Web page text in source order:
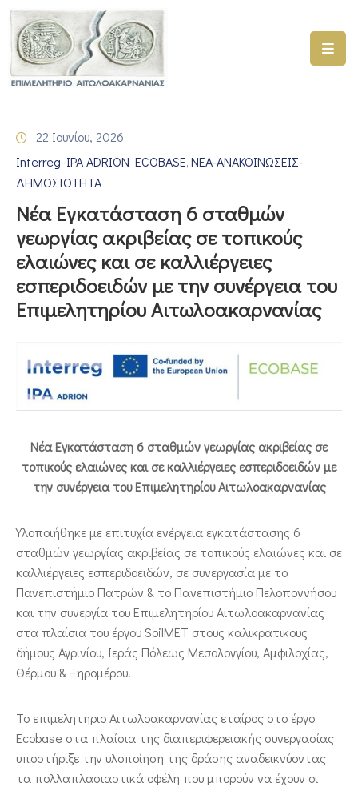
ΑΡΧΙΚΗ
ΓΕΜΗ
–
ΥΜΣ
ΠΡΟΓΡΑΜΜΑΤΑ
ΕΠΙΜΕΛΗΤΗΡΙΟΥ
ΣΥΜΜΕΤΟΧΗ
ΣΕ
ΕΤΑΙΡΕΙΕΣ
22 Ιουνίου, 2026
Interreg IPA ADRION ECOBASE‚ ΝΕΑ-ΑΝΑΚΟΙΝΩΣΕΙΣ-
ΔΗΜΟΣΙΟΤΗΤΑ
Νέα Εγκατάσταση 6 σταθμών
γεωργίας ακριβείας σε τοπικούς
ελαιώνες και σε καλλιέργειες
εσπεριδοειδών με την συνέργεια του
Επιμελητηρίου Αιτωλοακαρνανίας
Νέα Εγκατάσταση 6 σταθμών γεωργίας ακριβείας σε
τοπικούς ελαιώνες και σε καλλιέργειες εσπεριδοειδών με
την συνέργεια του Επιμελητηρίου Αιτωλοακαρνανίας
Υλοποιήθηκε με επιτυχία ενέργεια εγκατάστασης 6
σταθμών γεωργίας ακριβείας σε τοπικούς ελαιώνες και σε
καλλιέργειες εσπεριδοειδών, σε συνεργασία με το
Πανεπιστήμιο Πατρών & το Πανεπιστήμιο Πελοποννήσου
και την συνεργία του Επιμελητηρίου Αιτωλοακαρνανίας
στα πλαίσια του έργου SoilMET στους καλικρατικους
δήμους Αγρινίου, Ιεράς Πόλεως Μεσολογγίου, Αμφιλοχίας,
Θέρμου & Ξηρομέρου.
Το επιμελητηριο Αιτωλοακαρνανίας εταίρος στο έργο
Ecobase στα πλαίσια της διαπεριφερειακής συνεργασίας
υποστήριξε την υλοποίηση της δράσης αναδεικνύοντας
τα πολλαπλασιαστικά οφέλη που μπορούν να έχουν οι